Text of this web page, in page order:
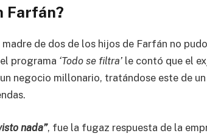
Farfán?
madre de dos de los hijos de Farfán no
programa ‘Todo se filtra’ le contó que el
negocio millonario, tratándose este de
nada”, fue la fugaz respuesta de la